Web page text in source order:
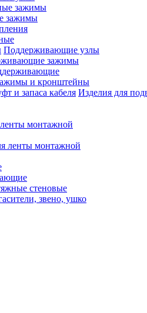
зажимы
зажимы
Поддерживающие узлы
зажимы
и кронштейны
Изделия для
монтажной
ленты монтажной
стеновые
звено, ушко